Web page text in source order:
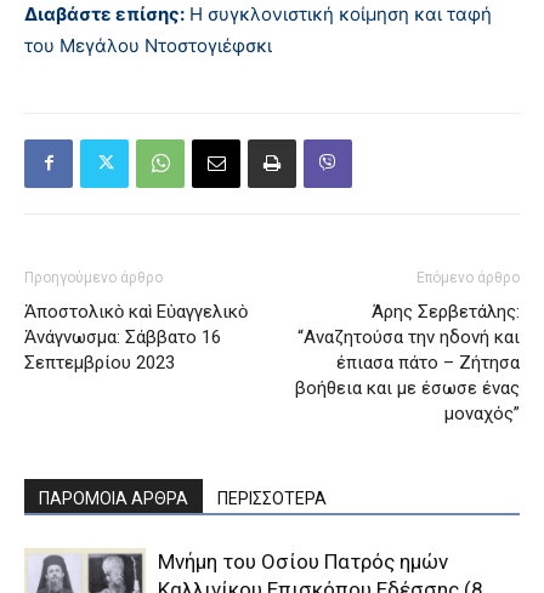
Διαβάστε επίσης: Η συγκλονιστική κοίμηση και ταφή
του Μεγάλου Ντοστογιέφσκι
Προηγούμενο άρθρο
Ἀποστολικὸ καὶ Εὐαγγελικὸ
Ἀνάγνωσμα: Σάββατο 16
Σεπτεμβρίου 2023
Επόμενο άρθρο
Άρης Σερβετάλης:
“Αναζητούσα την ηδονή και
έπιασα πάτο – Ζήτησα
βοήθεια και με έσωσε ένας
μοναχός”
ΠΑΡΟΜΟΙΑ ΑΡΘΡΑ ΠΕΡΙΣΣΟΤΕΡΑ
Μνήμη του Οσίου Πατρός ημών